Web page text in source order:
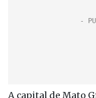
A capital de Mato